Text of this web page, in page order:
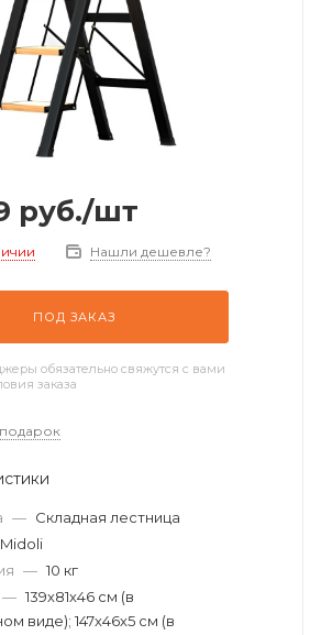
руб./шт
Нашли дешевле?
ПОД ЗАКАЗ
обязательно свяжутся с вами
заказа
— Складная лестница
Midoli
— 10 кг
— 139х81х46 см (в
виде); 147х46х5 см (в